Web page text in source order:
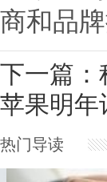
商和品
下一篇：
苹果明年
热门导读